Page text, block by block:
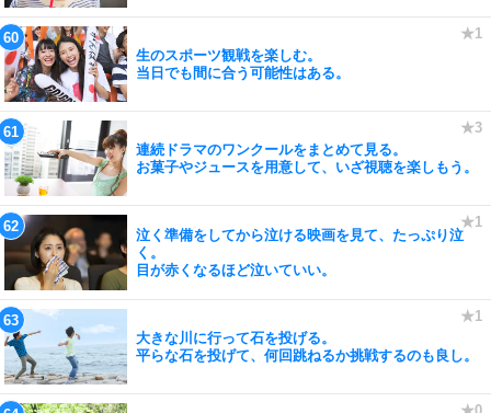
生のスポーツ観戦を楽しむ。
当日でも間に合う可能性はある。
連続ドラマのワンクールをまとめて見る。
お菓子やジュースを用意して、いざ視聴を楽しもう。
泣く準備をしてから泣ける映画を見て、たっぷり泣
く。
目が赤くなるほど泣いていい。
大きな川に行って石を投げる。
平らな石を投げて、何回跳ねるか挑戦するのも良し。